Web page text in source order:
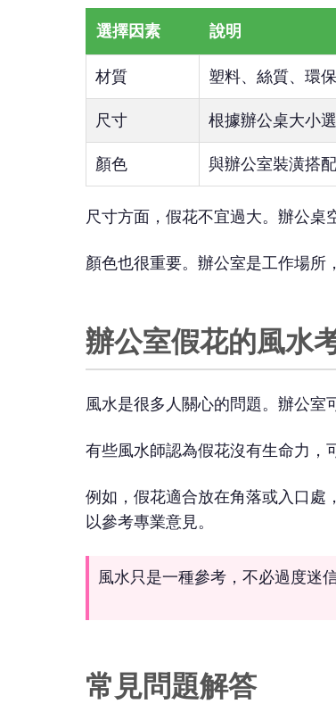
選擇因素 說明
材質 塑料、絲質、環
尺寸 根據辦公桌大小
顏色 與辦公室裝潢搭配
尺寸方面，假花不宜過大。辦公桌
顏色也很重要。辦公室是工作場所
辦公室假花的風水
風水是很多人關心的問題。辦公室
有些風水師認為假花沒有生命力，
例如，假花適合放在角落或入口處
以參考專業意見。
風水只是一種參考，不必過度迷
常見問題解答